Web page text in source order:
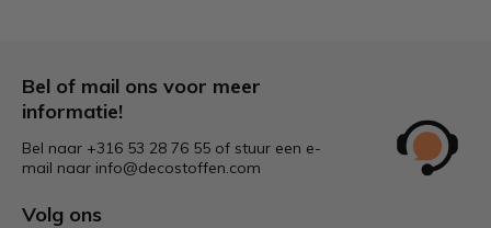
Welke stof is het beste voor
tuinkussens?
Bel of mail ons voor meer
informatie!
Bel naar +316 53 28 76 55 of stuur een e-
mail naar info@decostoffen.com
Volg ons